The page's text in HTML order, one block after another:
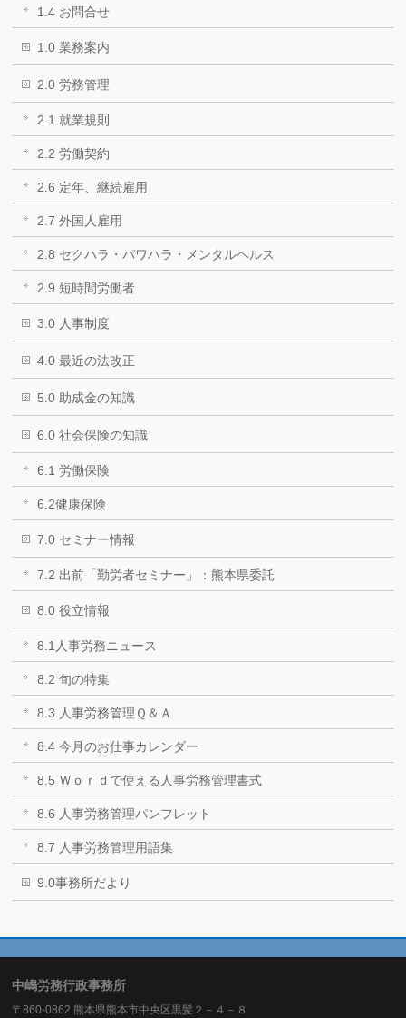
1.4 お問合せ
1.0 業務案内
2.0 労務管理
2.1 就業規則
2.2 労働契約
2.6 定年、継続雇用
2.7 外国人雇用
2.8 セクハラ・パワハラ・メンタルヘルス
2.9 短時間労働者
3.0 人事制度
4.0 最近の法改正
5.0 助成金の知識
6.0 社会保険の知識
6.1 労働保険
6.2健康保険
7.0 セミナー情報
7.2 出前「勤労者セミナー」：熊本県委託
8.0 役立情報
8.1人事労務ニュース
8.2 旬の特集
8.3 人事労務管理Ｑ＆Ａ
8.4 今月のお仕事カレンダー
8.5 Ｗｏｒｄで使える人事労務管理書式
8.6 人事労務管理パンフレット
8.7 人事労務管理用語集
9.0事務所だより
中嶋労務行政事務所
〒860-0862 熊本県熊本市中央区黒髪２－４－８